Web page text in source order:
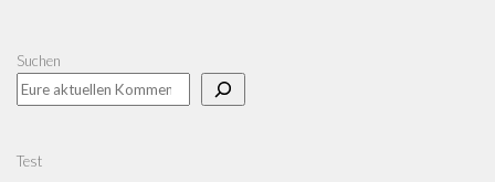
Suchen
Test